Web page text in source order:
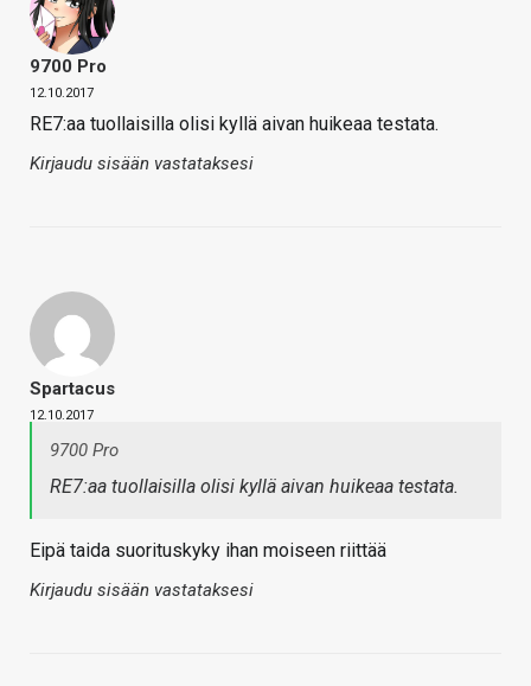
9700 Pro
12.10.2017
RE7:aa tuollaisilla olisi kyllä aivan huikeaa testata.
Kirjaudu sisään vastataksesi
Spartacus
12.10.2017
9700 Pro
RE7:aa tuollaisilla olisi kyllä aivan huikeaa testata.
Eipä taida suorituskyky ihan moiseen riittää
Kirjaudu sisään vastataksesi